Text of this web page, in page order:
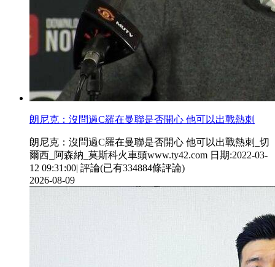
朗尼克：沒問過C羅在曼聯是否開心 他可以出戰熱刺
朗尼克：沒問過C羅在曼聯是否開心 他可以出戰熱刺_切
爾西_阿森納_莫斯科火車頭www.ty42.com 日期:2022-03-
12 09:31:00| 評論(已有334884條評論)
2026-08-09